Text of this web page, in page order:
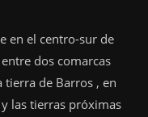
en el centro-sur de
dos comarcas
tierra de Barros , en
las tierras próximas